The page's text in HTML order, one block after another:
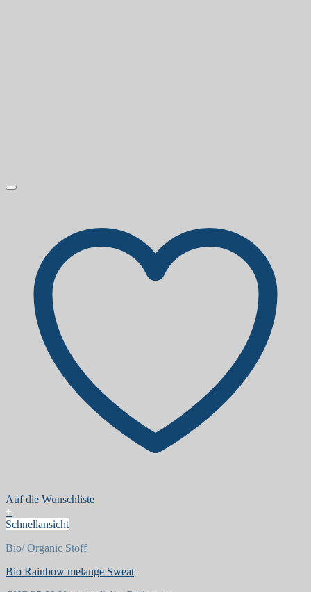
Auf die Wunschliste
+
Schnellansicht
Bio/ Organic Stoff
Bio Rainbow melange Sweat